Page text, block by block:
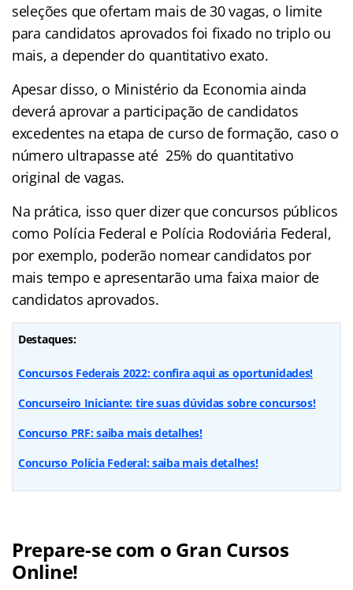
seleções que ofertam mais de 30 vagas, o limite
para candidatos aprovados foi fixado no triplo ou
mais, a depender do quantitativo exato.
Apesar disso, o Ministério da Economia ainda
deverá aprovar a participação de candidatos
excedentes na etapa de curso de formação, caso o
número ultrapasse até 25% do quantitativo
original de vagas.
Na prática, isso quer dizer que concursos públicos
como Polícia Federal e Polícia Rodoviária Federal,
por exemplo, poderão nomear candidatos por
mais tempo e apresentarão uma faixa maior de
candidatos aprovados.
Destaques:
Concursos Federais 2022: confira aqui as oportunidades!
Concurseiro Iniciante: tire suas dúvidas sobre concursos!
Concurso PRF: saiba mais detalhes!
Concurso Polícia Federal: saiba mais detalhes!
Prepare-se com o Gran Cursos
Online!